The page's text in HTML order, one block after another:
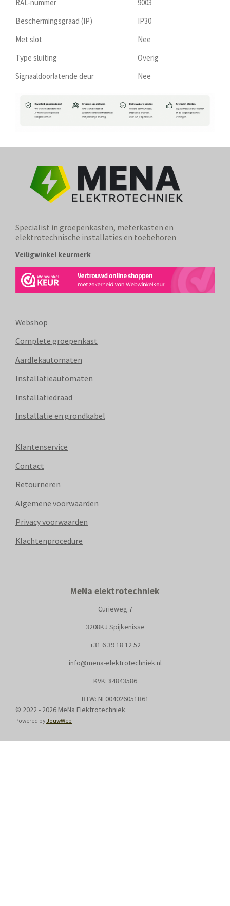
RAL-nummer
9003
Beschermingsgraad (IP)
IP30
Met slot
Nee
Type sluiting
Overig
Signaaldoorlatende deur
Nee
Specialist in groepenkasten, meterkasten en
elektrotechnische installaties en toebehoren
Veiligwinkel keurmerk
Webshop
Complete groepenkast
Aardlekautomaten
Installatieautomaten
Installatiedraad
Installatie en grondkabel
Klantenservice
Contact
Retourneren
Algemene voorwaarden
Privacy voorwaarden
Klachtenprocedure
MeNa elektrotechniek
Curieweg 7
3208KJ Spijkenisse
+31 6 39 18 12 52
info@mena-elektrotechniek.nl
KVK: 84843586
BTW: NL004026051B61
© 2022 - 2026 MeNa Elektrotechniek
Powered by JouwWeb